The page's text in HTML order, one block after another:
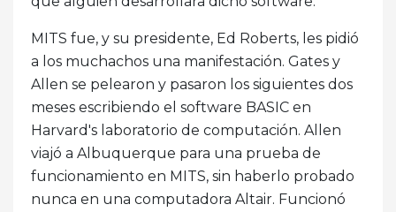
MITS fue, y su presidente, Ed Roberts, les pidió
a los muchachos una manifestación. Gates y
Allen se pelearon y pasaron los siguientes dos
meses escribiendo el software BASIC en
Harvard's laboratorio de computación. Allen
viajó a Albuquerque para una prueba de
funcionamiento en MITS, sin haberlo probado
nunca en una computadora Altair. Funcionó